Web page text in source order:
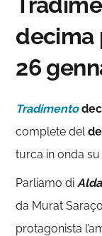
decima
26
Tradimento
complete del
turca in onda
Parliamo di
da Murat
protagonista